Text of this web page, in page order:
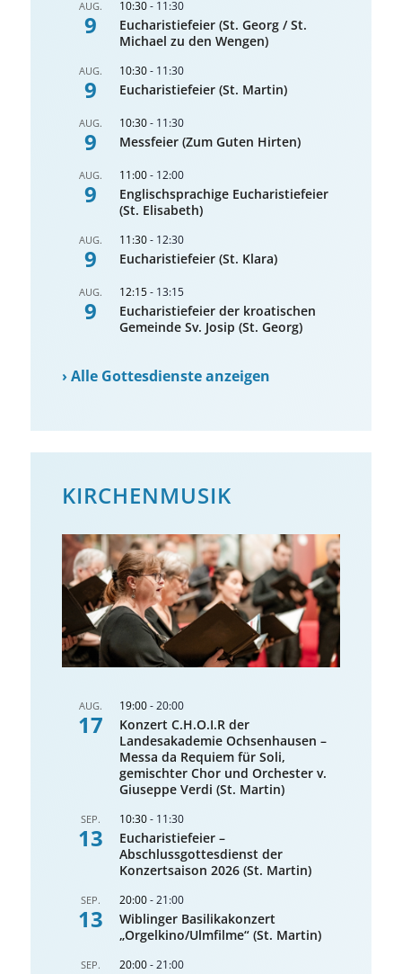
AUG.
9
10:30- 11:30
Eucharistiefeier (St. Georg / St.
Michael zu den Wengen)
AUG.
9
10:30- 11:30
Eucharistiefeier (St. Martin)
AUG.
9
10:30- 11:30
Messfeier (Zum Guten Hirten)
AUG.
9
11:00- 12:00
Englischsprachige Eucharistiefeier
(St. Elisabeth)
AUG.
9
11:30- 12:30
Eucharistiefeier (St. Klara)
AUG.
9
12:15- 13:15
Eucharistiefeier der kroatischen
Gemeinde Sv. Josip (St. Georg)
›Alle Gottesdienste anzeigen
KIRCHENMUSIK
AUG.
17
19:00-20:00
Konzert C.H.O.I.R der
Landesakademie Ochsenhausen –
Messa da Requiem für Soli,
gemischter Chor und Orchester v.
Giuseppe Verdi (St. Martin)
SEP.
13
10:30- 11:30
Eucharistiefeier –
Abschlussgottesdienst der
Konzertsaison 2026 (St. Martin)
SEP.
13
20:00-21:00
Wiblinger Basilikakonzert
„Orgelkino/Ulmfilme“ (St. Martin)
SEP. 20:00-21:00